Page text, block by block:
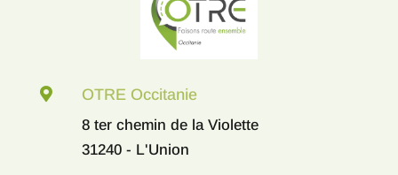
 OTRE Occitanie
8 ter chemin de la Violette
31240 - L'Union